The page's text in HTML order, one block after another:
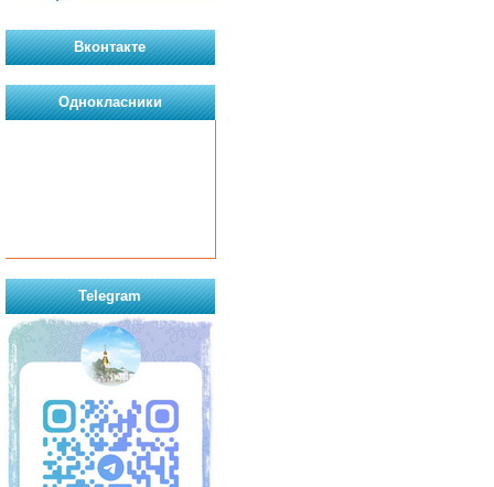
Вконтакте
Однокласники
Telegram